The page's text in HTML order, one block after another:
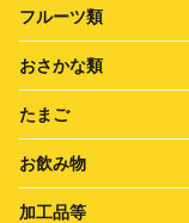
フルーツ類
おさかな類
たまご
お飲み物
加工品等